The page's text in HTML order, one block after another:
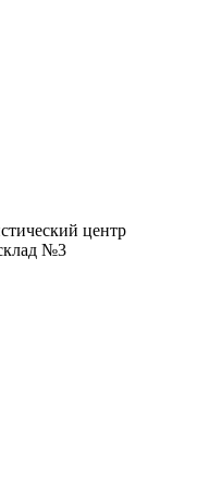
центр
№3